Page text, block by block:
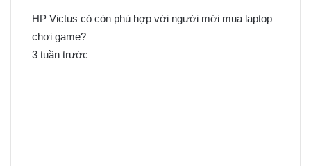
HP Victus có còn phù hợp với người mới mua laptop
chơi game?
3 tuần trước